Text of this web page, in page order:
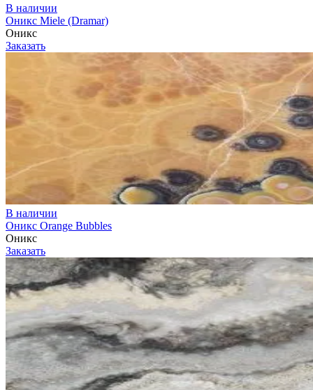
В наличии
Оникс Miele (Dramar)
Оникс
Заказать
В наличии
Оникс Orangе Bubbles
Оникс
Заказать